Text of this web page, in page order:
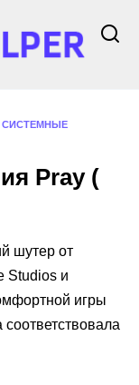
СИСТЕМНЫЕ
Pray (
шутер от
Studios и
игры